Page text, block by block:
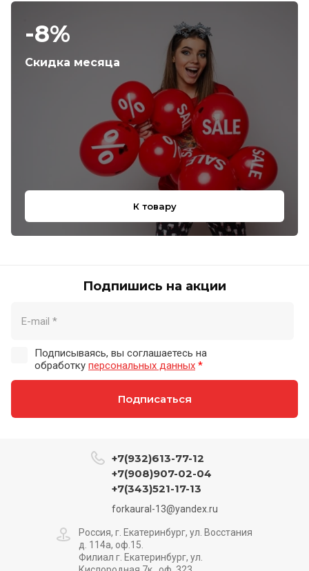
-8%
Скидка месяца
К товару
Подпишись на акции
Подписываясь, вы соглашаетесь на
обработку персональных данных *
Подписаться
+7(932)613-77-12
+7(908)907-02-04
+7(343)521-17-13
forkaural-13@yandex.ru
Россия, г. Екатеринбург, ул. Восстания
д. 114а, оф.15.
Филиал г. Екатеринбург, ул.